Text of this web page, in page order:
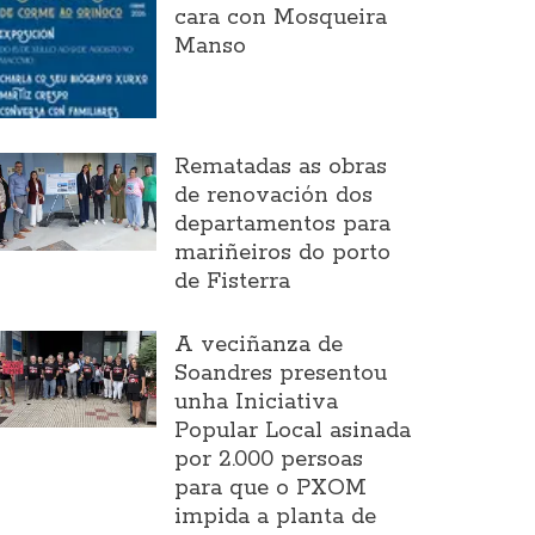
cara con Mosqueira
Manso
Rematadas as obras
de renovación dos
departamentos para
mariñeiros do porto
de Fisterra
A veciñanza de
Soandres presentou
unha Iniciativa
Popular Local asinada
por 2.000 persoas
para que o PXOM
impida a planta de